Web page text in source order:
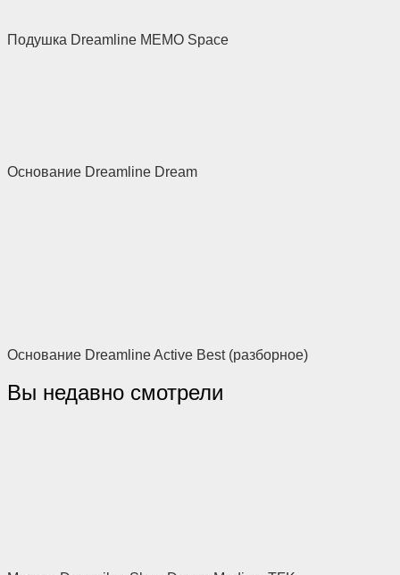
Подушка Dreamline MEMO Space
Основание Dreamline Dream
Основание Dreamline Active Best (разборное)
Вы недавно смотрели